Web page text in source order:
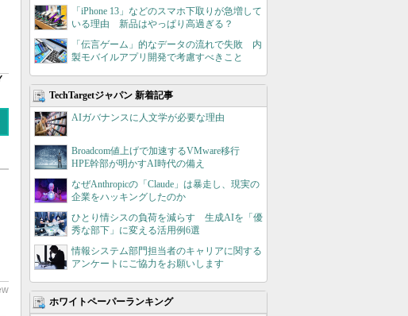
「iPhone 13」などのスマホ下取りが急増して
いる理由 新品はやっぱり高過ぎる？
「伝言ゲーム」的なデータの流れで失敗 内
製モバイルアプリ開発で考慮すべきこと
TechTargetジャパン 新着記事
AIガバナンスに人文学が必要な理由
Broadcom値上げで加速するVMware移行
HPE幹部が明かすAI時代の備え
なぜAnthropicの「Claude」は暴走し、現実の
企業をハッキングしたのか
ひとり情シスの負荷を減らす 生成AIを「優
秀な部下」に変える活用例6選
情報システム部門担当者のキャリアに関する
アンケートにご協力をお願いします
ホワイトペーパーランキング